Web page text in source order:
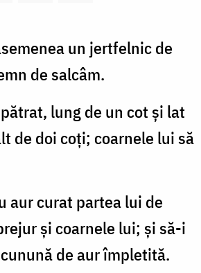
un jertfelnic de
de salcâm.
lung de un cot şi lat
de doi coți; coarnele lui să
aur curat partea lui de
şi coarnele lui; şi să-i
de aur împletită.